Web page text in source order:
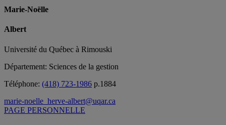
Marie-Noëlle
Albert
Université du Québec à Rimouski
Département: Sciences de la gestion
Téléphone: (418) 723-1986 p.1884
marie-noelle_herve-albert@uqar.ca
PAGE PERSONNELLE